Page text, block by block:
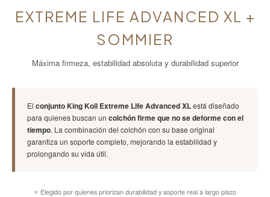
EXTREME LIFE ADVANCED XL +
SOMMIER
Máxima firmeza, estabilidad absoluta y durabilidad superior
El conjunto King Koil Extreme Life Advanced XLestá diseñado
para quienes buscan un colchón firme que no se deforme con el
tiempo. La combinación del colchón con su base original
garantiza un soporte completo, mejorando la estabilidad y
prolongando su vida útil.
⭐ Elegido por quienes priorizan durabilidad y soporte real a largo plazo